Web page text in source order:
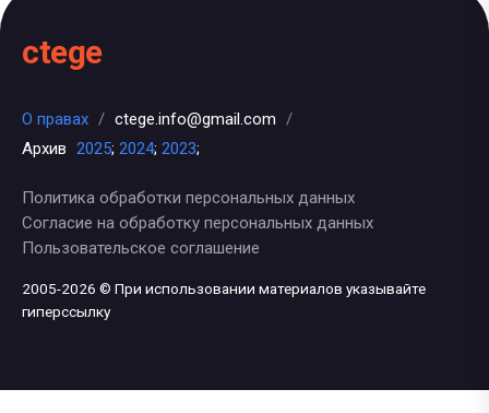
ctege
О правах / ctege.info@gmail.com /
Архив 2025; 2024; 2023;
Политика обработки персональных данных
Согласие на обработку персональных данных
Пользовательское соглашение
2005-2026 © При использовании материалов указывайте
гиперссылку